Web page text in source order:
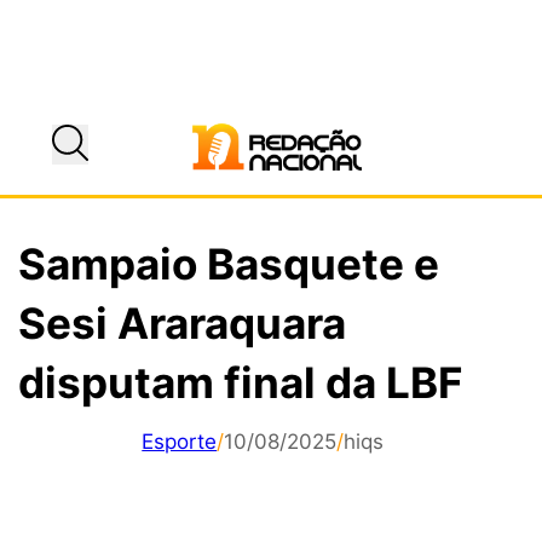
Sampaio Basquete e
Sesi Araraquara
disputam final da LBF
Esporte/10/08/2025/hiqs